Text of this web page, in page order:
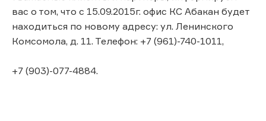
вас о том, что с 15.09.2015г. офис КС Абакан будет
находиться по новому адресу: ул. Ленинского
Комсомола, д. 11. Телефон: +7 (961)-740-1011,
+7 (903)-077-4884.